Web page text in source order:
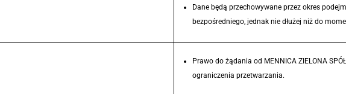
Dane będą przechowywane przez okres
bezpośredniego, jednak nie dłużej niż do
Prawo do żądania od MENNICA ZIELONA
ograniczenia przetwarzania.